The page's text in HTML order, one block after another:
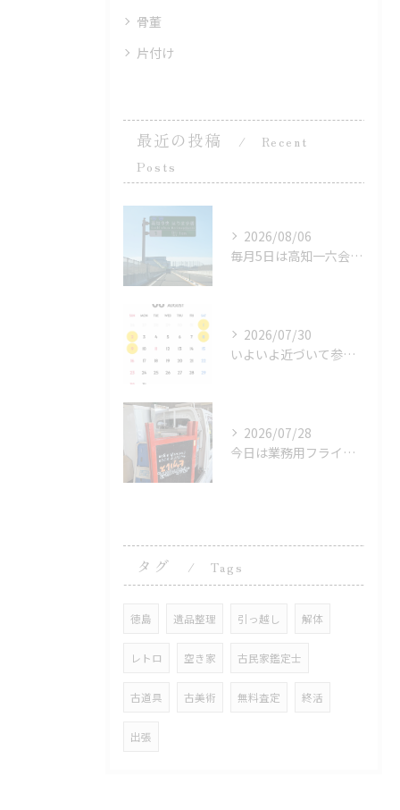
骨董
片付け
最近の投稿
Recent
Posts
2026/08/06
毎月5日は高知一六会 業者市場。
2026/07/30
いよいよ近づいて参りましたなかやガレージセール！嫁が早朝のみ...
2026/07/28
今日は業務用フライヤーや冷凍庫、16畳用クーラー、冷蔵庫、洗...
タグ Tags
徳島 遺品整理 引っ越し 解体
レトロ 空き家 古民家鑑定士
古道具 古美術 無料査定 終活
出張